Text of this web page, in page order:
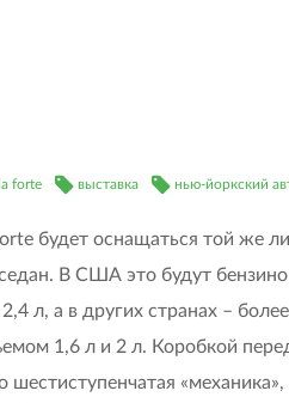
forte выставка нью-йоркский
будет оснащаться той же
В США это будут
л, а в других странах – более
1,6 л и 2 л. Коробкой
шестиступенчатая